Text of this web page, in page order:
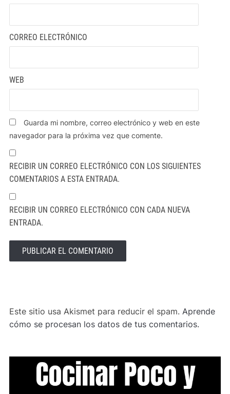
CORREO ELECTRÓNICO
WEB
Guarda mi nombre, correo electrónico y web en este
navegador para la próxima vez que comente.
RECIBIR UN CORREO ELECTRÓNICO CON LOS SIGUIENTES
COMENTARIOS A ESTA ENTRADA.
RECIBIR UN CORREO ELECTRÓNICO CON CADA NUEVA
ENTRADA.
Este sitio usa Akismet para reducir el spam. Aprende
cómo se procesan los datos de tus comentarios.